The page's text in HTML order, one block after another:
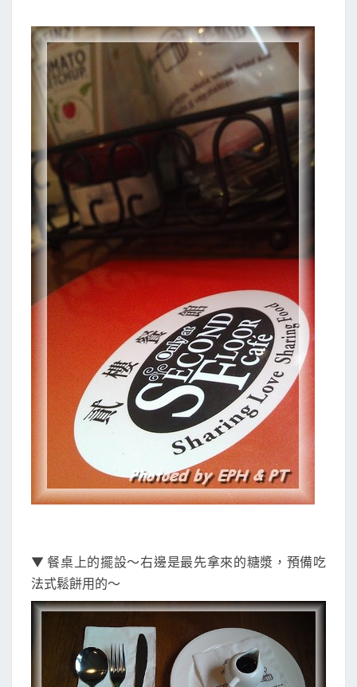
▼ 餐桌上的擺設～右邊是最先拿來的糖漿，預備吃
法式鬆餅用的～